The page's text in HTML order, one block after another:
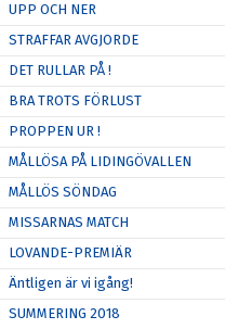
UPP OCH NER
STRAFFAR AVGJORDE
DET RULLAR PÅ !
BRA TROTS FÖRLUST
PROPPEN UR !
MÅLLÖSA PÅ LIDINGÖVALLEN
MÅLLÖS SÖNDAG
MISSARNAS MATCH
LOVANDE-PREMIÄR
Äntligen är vi igång!
SUMMERING 2018